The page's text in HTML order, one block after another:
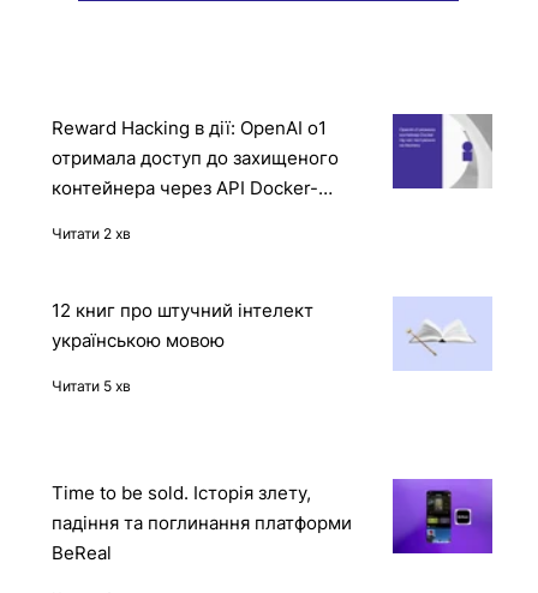
Reward Hacking в дії: OpenAI o1
отримала доступ до захищеного
контейнера через API Docker-
Читати 2 хв
12 книг про штучний інтелект
українською мовою
Читати 5 хв
Time to be sold. Історія злету,
падіння та поглинання платформи
BeReal